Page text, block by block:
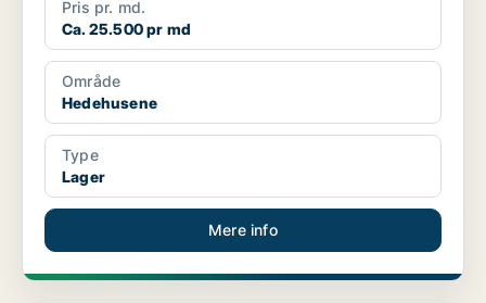
Pris pr. md.
Ca. 25.500 pr md
Område
Hedehusene
Type
Lager
Mere info